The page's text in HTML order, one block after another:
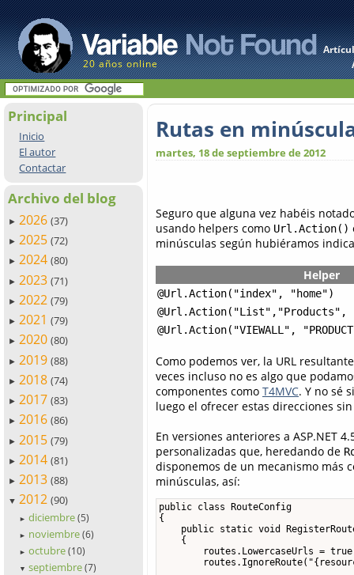
20 años online
Principal
Inicio
El autor
Contactar
Archivo del blog
► 2026 (37)
► 2025 (72)
► 2024 (80)
► 2023 (71)
► 2022 (79)
► 2021 (79)
► 2020 (80)
► 2019 (88)
► 2018 (74)
► 2017 (83)
► 2016 (86)
► 2015 (79)
► 2014 (81)
► 2013 (88)
▼ 2012 (90)
► diciembre (5)
► noviembre (6)
► octubre (10)
▼ septiembre (7)
Rutas en
martes, 18 de septiembre de 2012
Seguro que alguna vez habéis
usando helpers como Url.Action()
minúsculas según hubiéramos
Helper
@Url.Action("index", "home")
@Url.Action("List","Products",
@Url.Action("VIEWALL",
Como podemos ver, la URL
veces incluso no es algo que
componentes como T4MVC. Y no sé
luego el ofrecer estas direcciones
En versiones anteriores a ASP.NET
personalizadas que, heredando de
disponemos de un mecanismo más
minúsculas, así:
public class RouteConfig
{
public static void
    {
routes.LowercaseUrls =